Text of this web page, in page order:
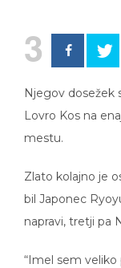
3
Njegov dosežek
Lovro Kos na
mestu.
Zlato kolajno je
bil Japonec
napravi, tretji pa
“Imel sem veliko